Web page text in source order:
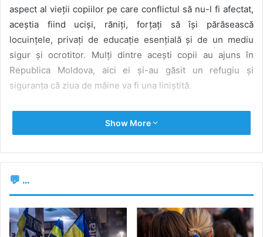
aspect al vieții copiilor pe care conflictul să nu-l fi afectat,
aceștia fiind uciși, răniți, forțați să își părăsească
locuințele, privați de educație esențială și de un mediu
sigur și ocrotitor. Mulți dintre acești copii au ajuns în
Republica Moldova, aici ei și-au găsit un refugiu și
siguranța că ziua de mâine va fi una liniștită.
Show More
💬 ...